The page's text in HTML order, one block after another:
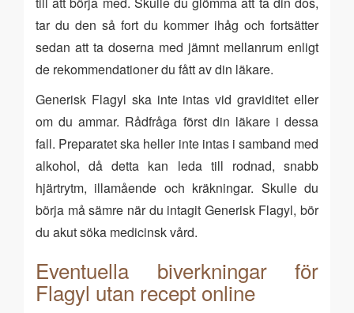
tar du den så fort du kommer ihåg och fortsätter
sedan att ta doserna med jämnt mellanrum enligt
de rekommendationer du fått av din läkare.
Generisk Flagyl ska inte intas vid graviditet eller
om du ammar. Rådfråga först din läkare i dessa
fall. Preparatet ska heller inte intas i samband med
alkohol, då detta kan leda till rodnad, snabb
hjärtrytm, illamående och kräkningar. Skulle du
börja må sämre när du intagit Generisk Flagyl, bör
du akut söka medicinsk vård.
Eventuella biverkningar för
Flagyl utan recept online